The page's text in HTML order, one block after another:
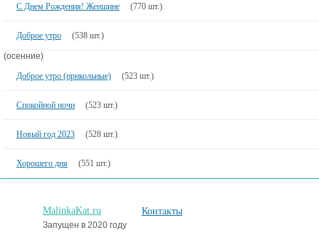
С Днем Рождения! Женщине (770 шт.)
Доброе утро (538 шт.)
(осенние)
Доброе утро (прикольные)
(523 шт.)
Спокойной ночи (523 шт.)
Новый год 2023 (528 шт.)
Хорошего дня (551 шт.)
MalinkaKat.ru
Запущен в 2020 году
Контакты